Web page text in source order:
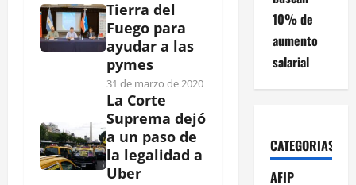
Tierra del
Fuego para
ayudar a las
pymes
31 de marzo de 2020
La Corte
Suprema dejó
a un paso de
la legalidad a
Uber
10% de
aumento
salarial
CATEGORIAS
AFIP